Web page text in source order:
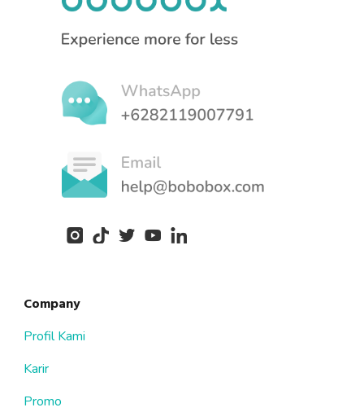
Company
Profil Kami
Karir
Promo